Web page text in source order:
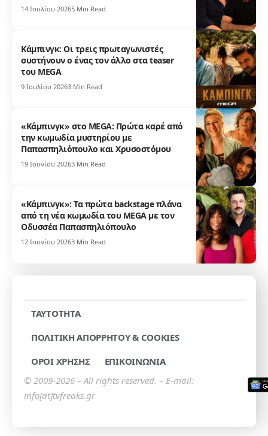
14 Ιουλίου 20265 Min Read
Κάμπινγκ: Οι τρεις πρωταγωνιστές
συστήνουν ο ένας τον άλλο στα teaser
του MEGA
9 Ιουλίου 20263 Min Read
«Κάμπινγκ» στο MEGA: Πρώτα καρέ από
την κωμωδία μυστηρίου με
Παπασπηλιόπουλο και Χρυσοστόμου
19 Ιουνίου 20263 Min Read
«Κάμπινγκ»: Τα πρώτα backstage πλάνα
από τη νέα κωμωδία του MEGA με τον
Οδυσσέα Παπασπηλιόπουλο
12 Ιουνίου 20263 Min Read
TAYTOTHTA
ΠΟΛΙΤΙΚΗ ΑΠΟΡΡΗΤΟΥ & COOKIES
ΟΡΟΙ ΧΡΗΣΗΣ
ΕΠΙΚΟΙΝΩΝΙΑ
© 2009-2026 – All rights reserved. – E-mail:
info[at]tvfreaks.gr